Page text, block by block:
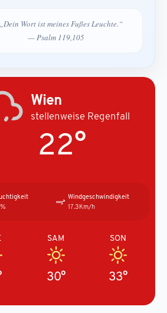
„Dein Wort ist meines Fußes Leuchte.“
— Psalm 119,105
Wien
stellenweise Regenfall
22°
Windgeschwindigkeit
17.3Km/h
SAM
30°
SON
33°